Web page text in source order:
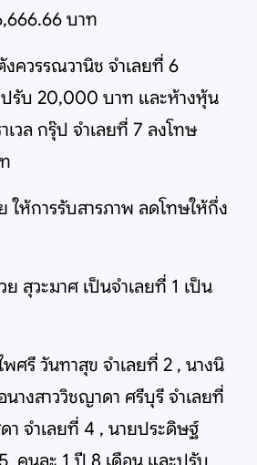
บาท
ควรรณวานิช จำเลยที่ 6
รับ 20,000 บาท และห้างหุ้น
เวล กรุ๊ป จำเลยที่ 7 ลงโทษ
ให้การรับสารภาพ ลดโทษให้กึ่ง
สุวะมาศ เป็นจำเลยที่ 1 เป็น
ศรี วันทาสุข จำเลยที่ 2 , นางนิ
างสาววิชญาดา ศรีบุรี จำเลยที่
า จำเลยที่ 4 , นายประดิษฐ์